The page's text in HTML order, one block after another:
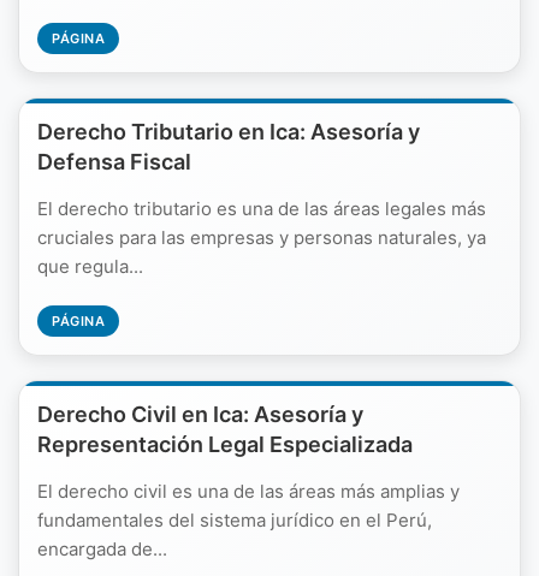
PÁGINA
Derecho Tributario en Ica: Asesoría y
Defensa Fiscal
El derecho tributario es una de las áreas legales más
cruciales para las empresas y personas naturales, ya
que regula...
PÁGINA
Derecho Civil en Ica: Asesoría y
Representación Legal Especializada
El derecho civil es una de las áreas más amplias y
fundamentales del sistema jurídico en el Perú,
encargada de...